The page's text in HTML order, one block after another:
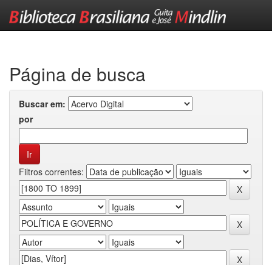
Página de busca
Buscar em:
por
Filtros correntes: